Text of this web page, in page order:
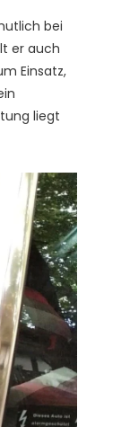
bei
er auch
Einsatz,
liegt